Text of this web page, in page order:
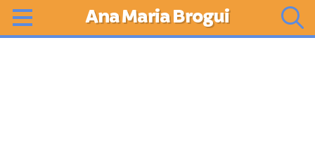
Ana Maria Brogui